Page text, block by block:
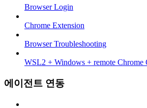
Browser Login
Chrome Extension
Browser Troubleshooting
WSL2 + Windows + remote Chrome
에이전트 연동